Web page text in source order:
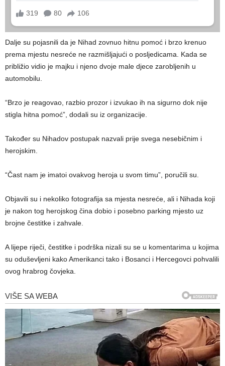
Dalje su pojasnili da je Nihad zovnuo hitnu pomoć i brzo krenuo
prema mjestu nesreće ne razmišljajući o posljedicama. Kada se
približio vidio je majku i njeno dvoje male djece zarobljenih u
automobilu.
“Brzo je reagovao, razbio prozor i izvukao ih na sigurno dok nije
stigla hitna pomoć”, dodali su iz organizacije.
Također su Nihadov postupak nazvali prije svega nesebičnim i
herojskim.
“Čast nam je imatoi ovakvog heroja u svom timu”, poručili su.
Objavili su i nekoliko fotografija sa mjesta nesreće, ali i Nihada koji
je nakon tog herojskog čina dobio i posebno parking mjesto uz
brojne čestitke i zahvale.
A lijepe riječi, čestitke i podrška nizali su se u komentarima u kojima
su oduševljeni kako Amerikanci tako i Bosanci i Hercegovci pohvalili
ovog hrabrog čovjeka.